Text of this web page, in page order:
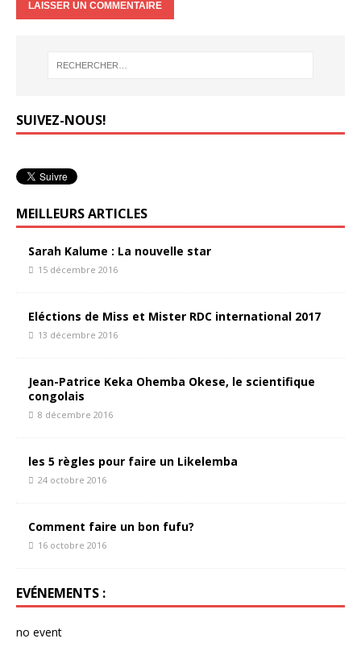
SUIVEZ-NOUS!
MEILLEURS ARTICLES
Sarah Kalume : La nouvelle star
15 décembre 2016
Eléctions de Miss et Mister RDC international 2017
13 décembre 2016
Jean-Patrice Keka Ohemba Okese, le scientifique
congolais
8 décembre 2016
les 5 règles pour faire un Likelemba
24 octobre 2016
Comment faire un bon fufu?
16 octobre 2016
EVÉNEMENTS :
no event